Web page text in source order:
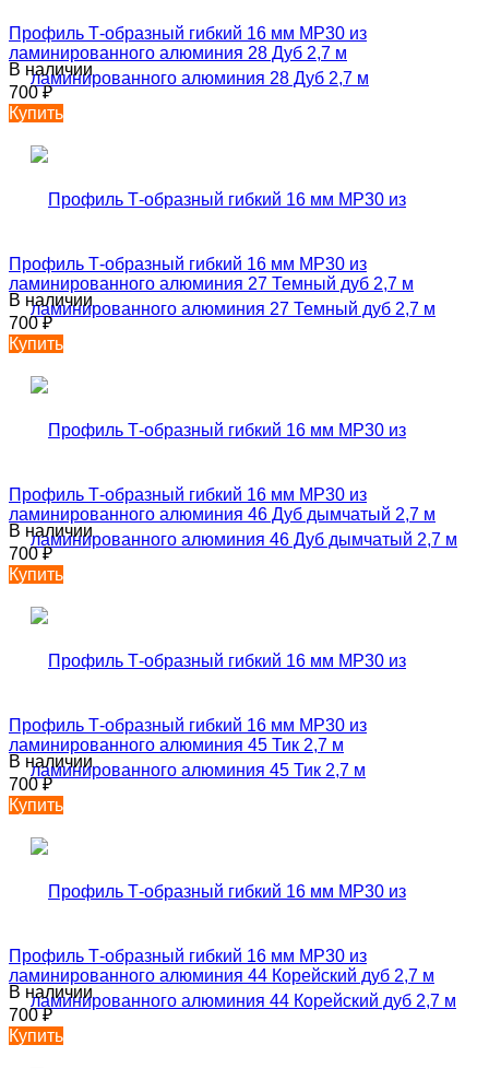
Профиль Т-образный гибкий 16 мм MP30 из
ламинированного алюминия 28 Дуб 2,7 м
В наличии
700₽
Купить
Профиль Т-образный гибкий 16 мм MP30 из
ламинированного алюминия 27 Темный дуб 2,7 м
В наличии
700₽
Купить
Профиль Т-образный гибкий 16 мм MP30 из
ламинированного алюминия 46 Дуб дымчатый 2,7 м
В наличии
700₽
Купить
Профиль Т-образный гибкий 16 мм MP30 из
ламинированного алюминия 45 Тик 2,7 м
В наличии
700₽
Купить
Профиль Т-образный гибкий 16 мм MP30 из
ламинированного алюминия 44 Корейский дуб 2,7 м
В наличии
700₽
Купить